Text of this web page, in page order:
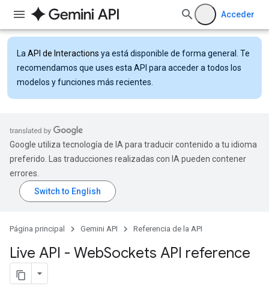
Acceder
La API de Interactions ya está disponible de forma general. Te
recomendamos que uses esta API para acceder a todos los
modelos y funciones más recientes.
Google utiliza tecnología de IA para traducir contenido a tu idioma
preferido. Las traducciones realizadas con IA pueden contener
errores.
Página principal Gemini API Referencia de la API
Live API - WebSockets API reference